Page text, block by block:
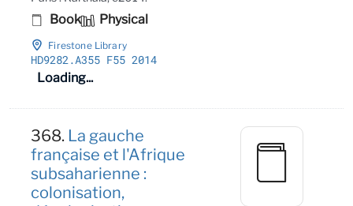
Book Physical
Firestone Library
HD9282.A355 F55 2014
Loading...
368. La gauche
française et l'Afrique
subsaharienne :
colonisation,